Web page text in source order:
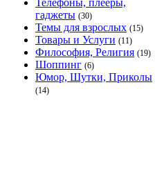
Телефоны, плееры,
гаджеты (30)
Темы для взрослых (15)
Товары и Услуги (11)
Философия, Религия (19)
Шоппинг (6)
Юмор, Шутки, Приколы
(14)